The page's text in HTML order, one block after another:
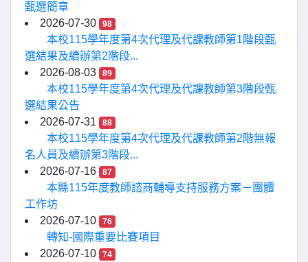
甄選簡章
2026-07-30
98
本校115學年度第4次代理及代課教師第1階段甄
選結果及續辦第2階段...
2026-08-03
89
本校115學年度第4次代理及代課教師第3階段甄
選結果公告
2026-07-31
88
本校115學年度第4次代理及代課教師第2階無報
名人員及續辦第3階段...
2026-07-16
87
本縣115年度教師諮商輔導支持服務方案－團體
工作坊
2026-07-10
76
轉知-國際重要比賽項目
2026-07-10
74